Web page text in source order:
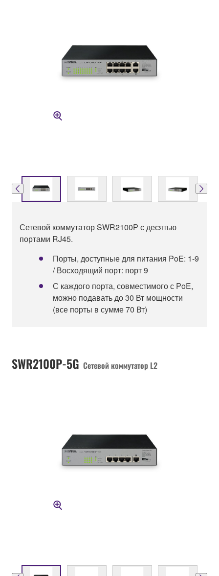
Сетевой коммутатор SWR2100P с десятью
портами RJ45.
Порты, доступные для питания PoE: 1-9
/ Восходящий порт: порт 9
С каждого порта, совместимого с PoE,
можно подавать до 30 Вт мощности
(все порты в сумме 70 Вт)
SWR2100P-5G Сетевой коммутатор L2